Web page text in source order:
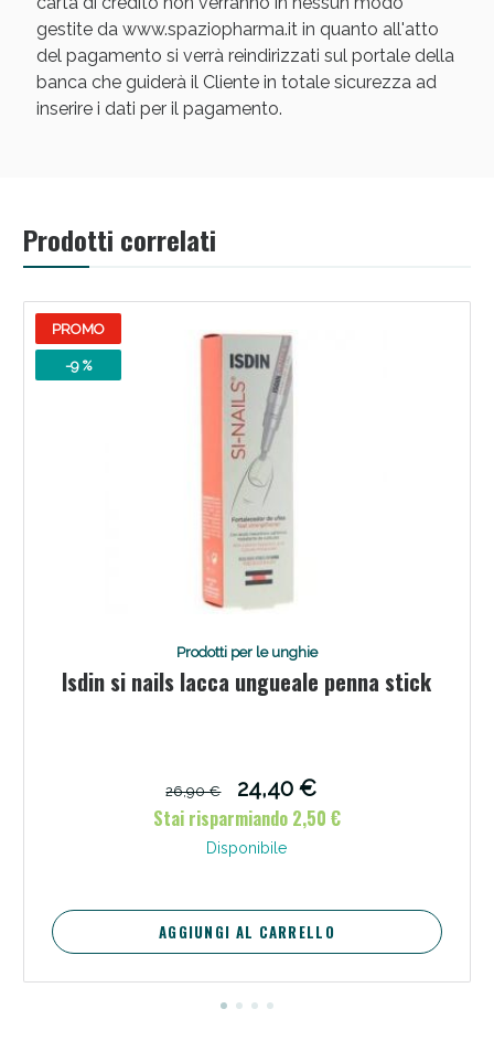
gestite da www.spaziopharma.it in quanto all'atto
del pagamento si verrà reindirizzati sul portale della
banca che guiderà il Cliente in totale sicurezza ad
inserire i dati per il pagamento.
Prodotti correlati
PROMO
-9 %
Prodotti per le unghie
Isdin si nails lacca ungueale penna stick
26,90 €
24,40 €
Stai risparmiando 2,50 €
Disponibile
AGGIUNGI AL CARRELLO